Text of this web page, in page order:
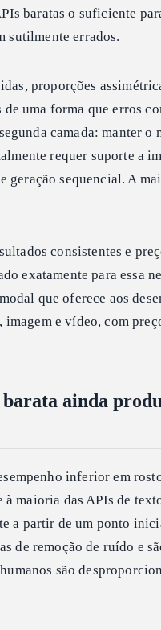
baratas o suficiente
sutilmente errados.
proporções
uma forma que erros
camada: manter o
requer suporte a
sequencial. A
consistentes e
exatamente para essa
que oferece aos
imagem e vídeo, com
ainda
inferior em
maioria das APIs de
a partir de um ponto
de remoção de ruído e
são